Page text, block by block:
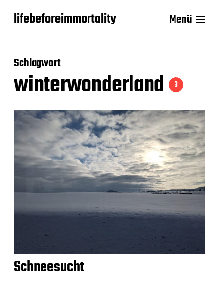
lifebeforeimmortality Menü
Schlagwort
winterwonderland 3
Schneesucht